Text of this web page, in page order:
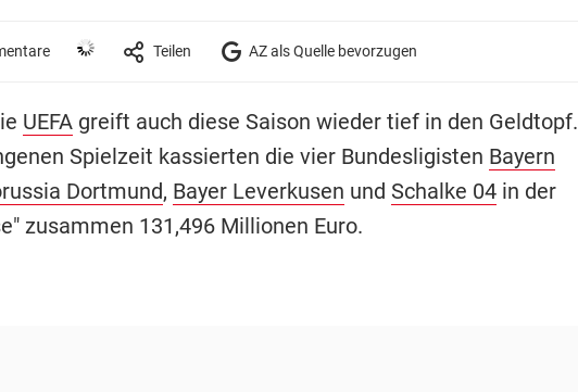
Teilen AZ als Quelle bevorzugen
UEFAgreift auch diese Saison wieder tief in den Geldtopf.
Spielzeit kassierten die vier Bundesligisten Bayern
Dortmund, Bayer Leverkusen und Schalke 04in der
zusammen 131,496 Millionen Euro.